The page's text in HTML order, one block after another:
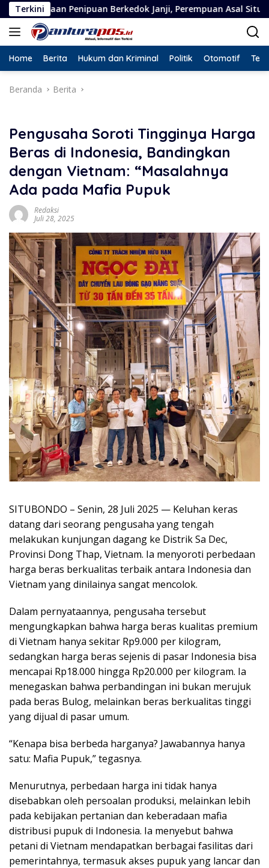
Langsung
ke
konten
TerkiniBerkedok Janji, Perempuan Asal Situbondo Resmi
Home Berita Hukum dan Kriminal Politik Otomotif
Beranda Berita
Pengusaha Soroti Tingginya Harga
Beras di Indonesia, Bandingkan
dengan Vietnam: “Masalahnya
Ada pada Mafia Pupuk
Redaksi
Juli 28, 2025
SITUBONDO – Senin, 28 Juli 2025 — Keluhan keras
datang dari seorang pengusaha yang tengah
melakukan kunjungan dagang ke Distrik Sa Dec,
Provinsi Dong Thap, Vietnam. Ia menyoroti perbedaan
harga beras berkualitas terbaik antara Indonesia dan
Vietnam yang dinilainya sangat mencolok.
Dalam pernyataannya, pengusaha tersebut
mengungkapkan bahwa harga beras kualitas premium
di Vietnam hanya sekitar Rp9.000 per kilogram,
sedangkan harga beras sejenis di pasar Indonesia bisa
mencapai Rp18.000 hingga Rp20.000 per kilogram. Ia
menegaskan bahwa perbandingan ini bukan merujuk
pada beras Bulog, melainkan beras berkualitas tinggi
yang dijual di pasar umum.
“Kenapa bisa berbeda harganya? Jawabannya hanya
satu: Mafia Pupuk,” tegasnya.
Menurutnya, perbedaan harga ini tidak hanya
disebabkan oleh persoalan produksi, melainkan lebih
pada kebijakan pertanian dan keberadaan mafia
distribusi pupuk di Indonesia. Ia menyebut bahwa
petani di Vietnam mendapatkan berbagai fasilitas dari
pemerintahnya, termasuk akses pupuk yang lancar dan